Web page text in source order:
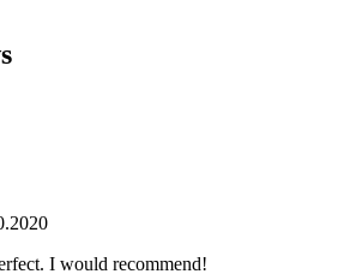
I would recommend!